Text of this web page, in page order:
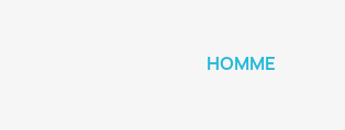
HOMME